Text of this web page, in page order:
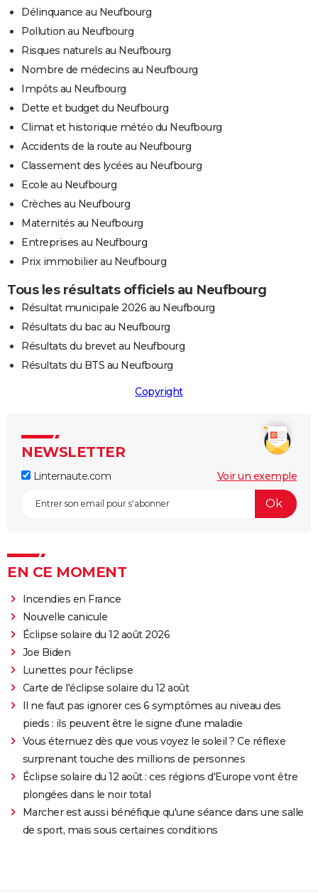
Délinquance au Neufbourg
Pollution au Neufbourg
Risques naturels au Neufbourg
Nombre de médecins au Neufbourg
Impôts au Neufbourg
Dette et budget du Neufbourg
Climat et historique météo du Neufbourg
Accidents de la route au Neufbourg
Classement des lycées au Neufbourg
Ecole au Neufbourg
Crèches au Neufbourg
Maternités au Neufbourg
Entreprises au Neufbourg
Prix immobilier au Neufbourg
Tous les résultats officiels au Neufbourg
Résultat municipale 2026 au Neufbourg
Résultats du bac au Neufbourg
Résultats du brevet au Neufbourg
Résultats du BTS au Neufbourg
Copyright
NEWSLETTER
Linternaute.com Voir un exemple
EN CE MOMENT
Incendies en France
Nouvelle canicule
Éclipse solaire du 12 août 2026
Joe Biden
Lunettes pour l'éclipse
Carte de l'éclipse solaire du 12 août
Il ne faut pas ignorer ces 6 symptômes au niveau des
pieds : ils peuvent être le signe d'une maladie
Vous éternuez dès que vous voyez le soleil ? Ce réflexe
surprenant touche des millions de personnes
Éclipse solaire du 12 août : ces régions d'Europe vont être
plongées dans le noir total
Marcher est aussi bénéfique qu'une séance dans une salle
de sport, mais sous certaines conditions